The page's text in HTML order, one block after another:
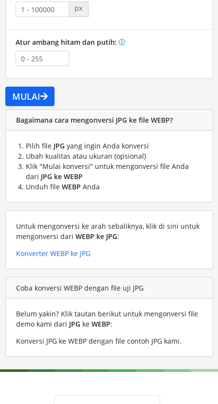
px
Atur ambang hitam dan putih:
MULAI
Bagaimana cara mengonversi JPG ke file WEBP?
Pilih file JPG yang ingin Anda konversi
Ubah kualitas atau ukuran (opsional)
Klik "Mulai konversi" untuk mengonversi file Anda
dari JPG ke WEBP
Unduh file WEBP Anda
Untuk mengonversi ke arah sebaliknya, klik di sini untuk
mengonversi dari WEBP ke JPG:
Konverter WEBP ke JPG
Coba konversi WEBP dengan file uji JPG
Belum yakin? Klik tautan berikut untuk mengonversi file
demo kami dari JPG ke WEBP:
Konversi JPG ke WEBP dengan file contoh JPG kami.